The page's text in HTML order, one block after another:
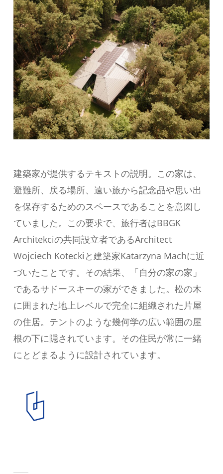
建築家が提供するテキストの説明。この家は、
避難所、戻る場所、遠い旅から記念品や思い出
を保存するためのスペースであることを意図し
ていました。この要求で、旅行者はBBGK
Architekciの共同設立者であるArchitect
Wojciech Koteckiと建築家Katarzyna Machに近
づいたことです。その結果、「自分の家の家」
であるサドースキーの家ができました。松の木
に囲まれた地上レベルで完全に組織された片屋
の住居。テントのような幾何学の広い範囲の屋
根の下に隠されています。その住民が常に一緒
にとどまるように設計されています。